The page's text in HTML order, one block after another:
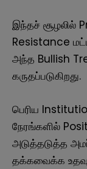
இந்தச் சூழலில்
Resistance
அந்த Bullish
கருதப்படுகிறது.
பெரிய
நேரங்களில்
அடுத்தடுத்த
தக்கவைக்க